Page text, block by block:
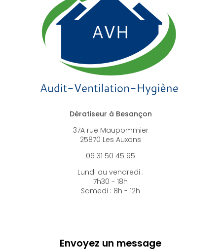
Dératiseur à Besançon
37A rue Maupommier
25870 Les Auxons
06 31 50 45 95
Lundi au vendredi :
7h30 - 18h
Samedi : 8h - 12h
Envoyez un message